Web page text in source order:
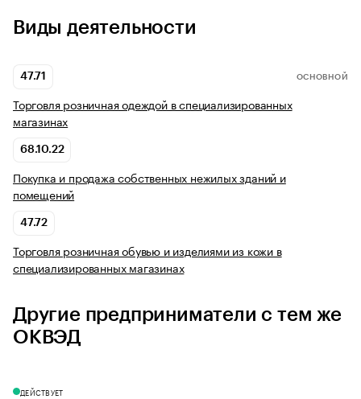
Виды деятельности
47.71 ОСНОВНОЙ
Торговля розничная одеждой в специализированных
магазинах
68.10.22
Покупка и продажа собственных нежилых зданий и
помещений
47.72
Торговля розничная обувью и изделиями из кожи в
специализированных магазинах
Другие предприниматели с тем же
ОКВЭД
ДЕЙСТВУЕТ